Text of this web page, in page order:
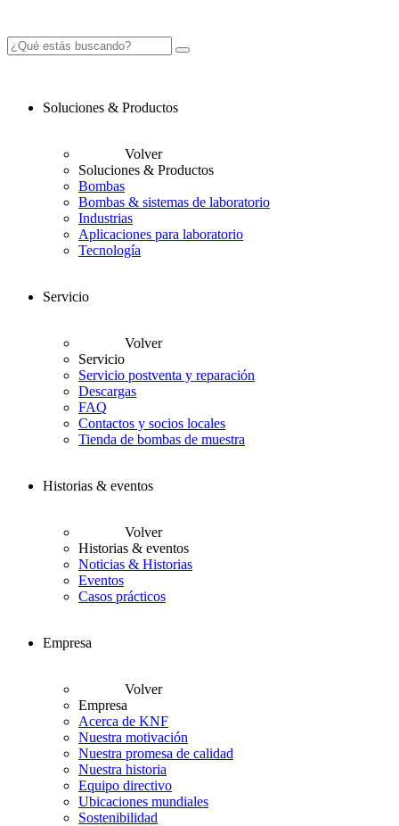
Soluciones & Productos
Volver
Soluciones & Productos
Bombas
Bombas & sistemas de laboratorio
Industrias
Aplicaciones para laboratorio
Tecnología
Servicio
Volver
Servicio
Servicio postventa y reparación
Descargas
FAQ
Contactos y socios locales
Tienda de bombas de muestra
Historias & eventos
Volver
Historias & eventos
Noticias & Historias
Eventos
Casos prácticos
Empresa
Volver
Empresa
Acerca de KNF
Nuestra motivación
Nuestra promesa de calidad
Nuestra historia
Equipo directivo
Ubicaciones mundiales
Sostenibilidad